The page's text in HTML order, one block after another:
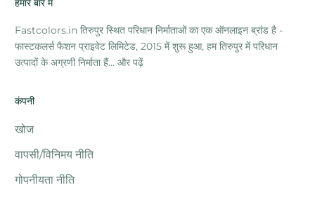
हमारे बारे में
Fastcolors.in तिरुपुर स्थित परिधान निर्माताओं का एक ऑनलाइन ब्रांड है -
फास्टकलर्स फैशन प्राइवेट लिमिटेड, 2015 में शुरू हुआ, हम तिरुपुर में परिधान
उत्पादों के अग्रणी निर्माता हैं... और पढ़ें
कंपनी
खोज
वापसी/विनिमय नीति
गोपनीयता नीति